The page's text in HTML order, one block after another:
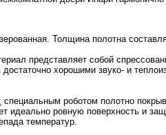
Толщина полотна
представляет собой
достаточно хорошими звуко- и
специальным роботом полотно
идеально ровную поверхность и
температур.